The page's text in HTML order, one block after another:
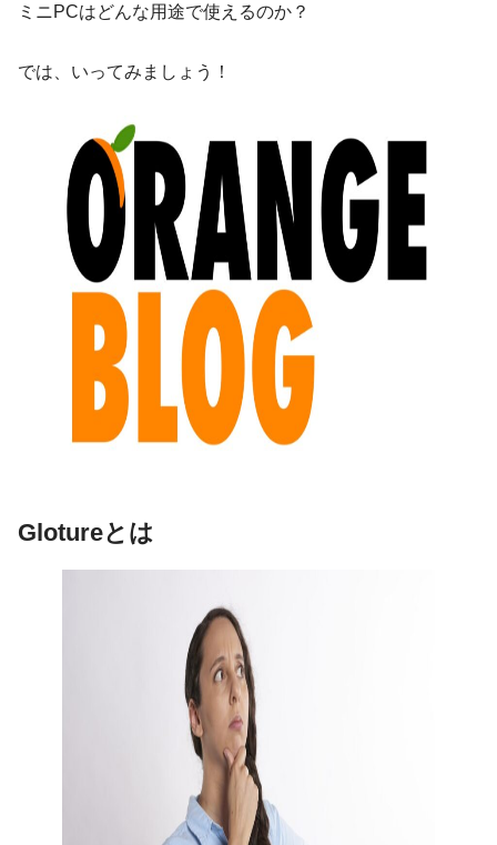
ミニPCはどんな用途で使えるのか？
では、いってみましょう！
Glotureとは